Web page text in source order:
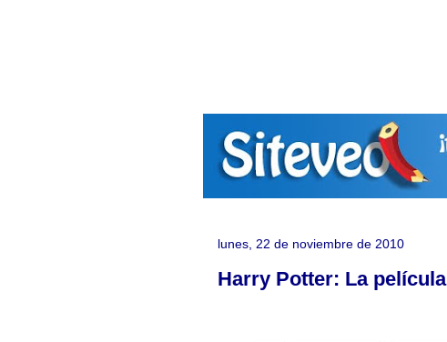
lunes, 22 de noviembre de 2010
Harry Potter: La película